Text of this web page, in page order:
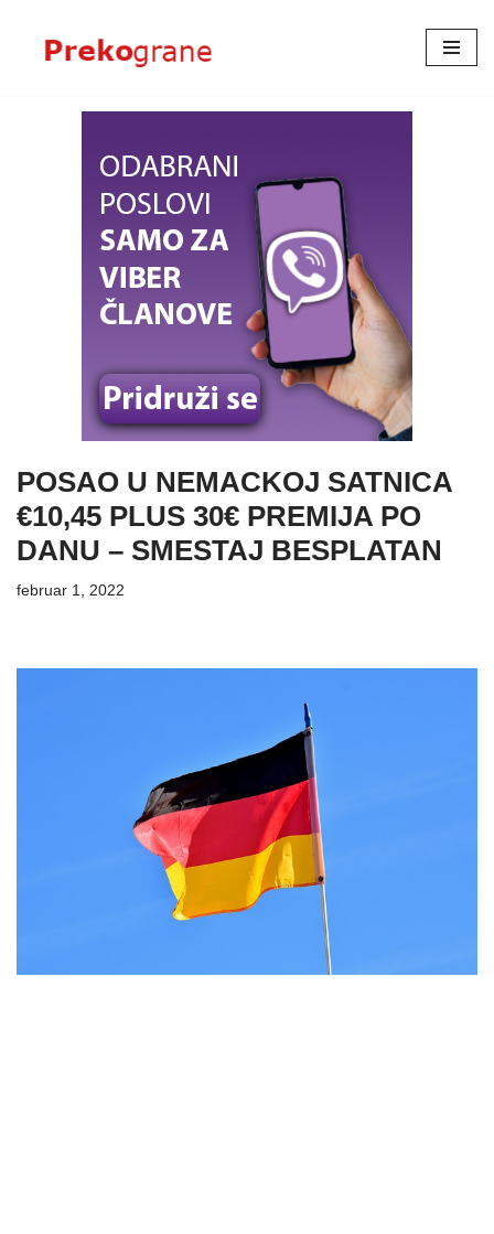
Skoči
POSAO U NEMACKOJ SATNICA
€10,45 PLUS 30€ PREMIJA PO
DANU – SMESTAJ BESPLATAN
februar 1, 2022